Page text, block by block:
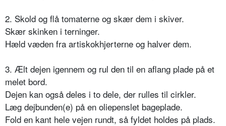
2. Skold og flå tomaterne og skær dem i skiver.
Skær skinken i terninger.
Hæld væden fra artiskokhjerterne og halver dem.
3. Ælt dejen igennem og rul den til en aflang plade på et
melet bord.
Dejen kan også deles i to dele, der rulles til cirkler.
Læg dejbunden(e) på en oliepenslet bageplade.
Fold en kant hele vejen rundt, så fyldet holdes på plads.